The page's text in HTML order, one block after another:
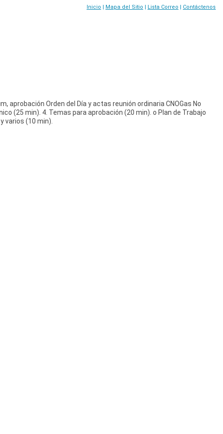
Inicio | Mapa del Sitio | Lista Correo | Contáctenos
aprobación Orden del Día y actas reunión ordinaria CNOGas No
(25 min). 4. Temas para aprobación (20 min). o Plan de Trabajo
varios (10 min).